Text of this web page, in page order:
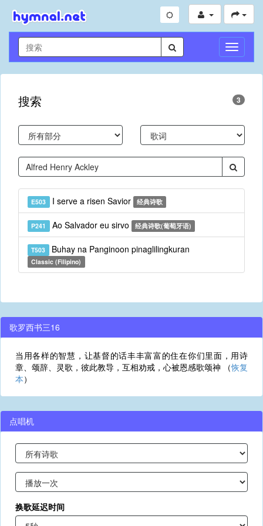
切
换
导
搜索 3
E503 I serve a risen Savior 经典诗歌
P241 Ao Salvador eu sirvo 经典诗歌(葡萄牙语)
T503 Buhay na Panginoon pinaglilingkuran
Classic (Filipino)
歌罗西书三16
当用各样的智慧，让基督的话丰丰富富的住在你们里面，用诗
章、颂辞、灵歌，彼此教导，互相劝戒，心被恩感歌颂神 （恢复
本）
点唱机
换歌延迟时间